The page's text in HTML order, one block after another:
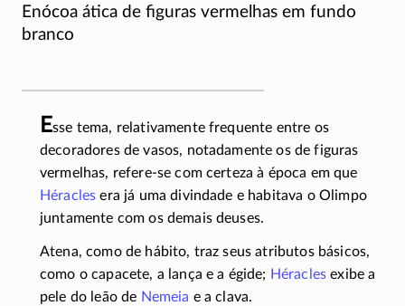
Enócoa ática de figuras vermelhas em fundo
branco
Esse tema, relativamente frequente entre os
decoradores de vasos, notadamente os de figuras
vermelhas, refere-se com certeza à época em que
Héracles era já uma divindade e habitava o Olimpo
juntamente com os demais deuses.
Atena, como de hábito, traz seus atributos básicos,
como o capacete, a lança e a égide; Héracles exibe a
pele do leão de Nemeia e a clava.